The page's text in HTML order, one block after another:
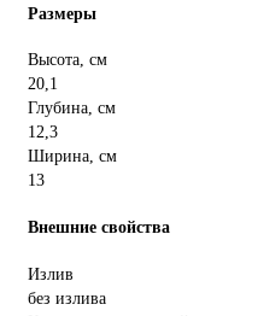
Размеры
Высота, см
20,1
Глубина, см
12,3
Ширина, см
13
Внешние свойства
Излив
без излива